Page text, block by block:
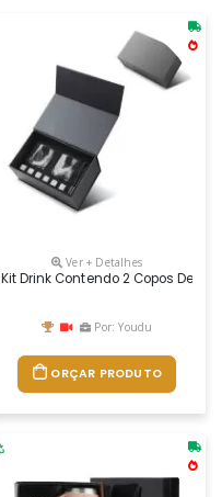
Ver + Detalhes
Kit Drink Contendo 2 Copos De
Por: Youdu
ORÇAR PRODUTO